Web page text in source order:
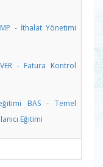
- İthalat Yönetimi
- Fatura Kontrol
BAS - Temel
Eğitimi